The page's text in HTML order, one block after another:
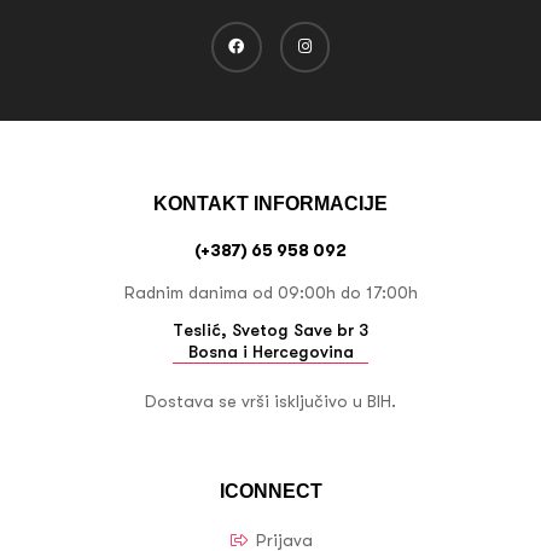
ICONNECT
Prijava
KONTAKT INFORMACIJE
(+387) 65 958 092
Radnim danima od 09:00h do 17:00h
Teslić, Svetog Save br 3
Bosna i Hercegovina
Dostava se vrši isključivo u BIH.